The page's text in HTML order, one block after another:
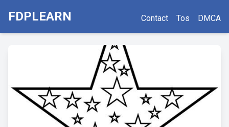
FDPLEARN Contact Tos DMCA